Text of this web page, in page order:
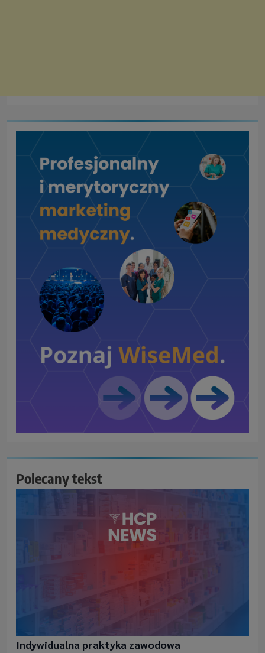
Polecany tekst
Indywidualna praktyka zawodowa